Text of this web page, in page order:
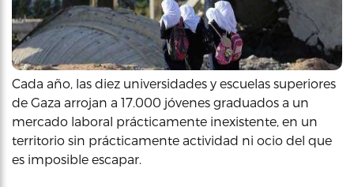
Cada año, las diez universidades y escuelas superiores
de Gaza arrojan a 17.000 jóvenes graduados a un
mercado laboral prácticamente inexistente, en un
territorio sin prácticamente actividad ni ocio del que
es imposible escapar.